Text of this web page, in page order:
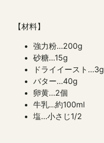
【材料】
強力粉…200g
砂糖…15g
ドライイースト…3g
バター…40g
卵黄…2個
牛乳…約100ml
塩…小さじ1/2